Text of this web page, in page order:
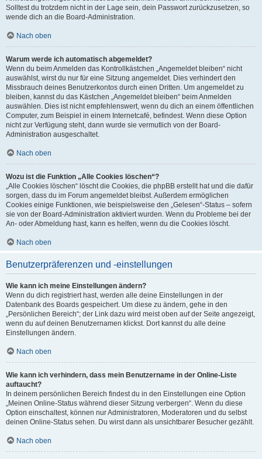
Solltest du trotzdem nicht in der Lage sein, dein Passwort zurückzusetzen, so
wende dich an die Board-Administration.
Nach oben
Warum werde ich automatisch abgemeldet?
Wenn du beim Anmelden das Kontrollkästchen „Angemeldet bleiben“ nicht
auswählst, wirst du nur für eine Sitzung angemeldet. Dies verhindert den
Missbrauch deines Benutzerkontos durch einen Dritten. Um angemeldet zu
bleiben, kannst du das Kästchen „Angemeldet bleiben“ beim Anmelden
auswählen. Dies ist nicht empfehlenswert, wenn du dich an einem öffentlichen
Computer, zum Beispiel in einem Internetcafé, befindest. Wenn diese Option
nicht zur Verfügung steht, dann wurde sie vermutlich von der Board-
Administration ausgeschaltet.
Nach oben
Wozu ist die Funktion „Alle Cookies löschen“?
„Alle Cookies löschen“ löscht die Cookies, die phpBB erstellt hat und die dafür
sorgen, dass du im Forum angemeldet bleibst. Außerdem ermöglichen
Cookies einige Funktionen, wie beispielsweise den „Gelesen“-Status – sofern
sie von der Board-Administration aktiviert wurden. Wenn du Probleme bei der
An- oder Abmeldung hast, kann es helfen, wenn du die Cookies löscht.
Nach oben
Benutzerpräferenzen und -einstellungen
Wie kann ich meine Einstellungen ändern?
Wenn du dich registriert hast, werden alle deine Einstellungen in der
Datenbank des Boards gespeichert. Um diese zu ändern, gehe in den
„Persönlichen Bereich“; der Link dazu wird meist oben auf der Seite angezeigt,
wenn du auf deinen Benutzernamen klickst. Dort kannst du alle deine
Einstellungen ändern.
Nach oben
Wie kann ich verhindern, dass mein Benutzername in der Online-Liste
auftaucht?
In deinem persönlichen Bereich findest du in den Einstellungen eine Option
„Meinen Online-Status während dieser Sitzung verbergen“. Wenn du diese
Option einschaltest, können nur Administratoren, Moderatoren und du selbst
deinen Online-Status sehen. Du wirst dann als unsichtbarer Besucher gezählt.
Nach oben